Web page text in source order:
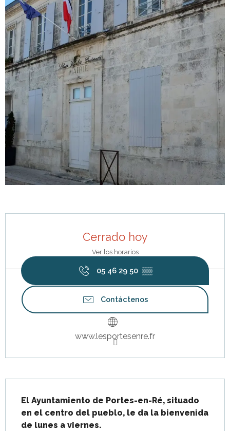
Cerrado hoy
Ver los horarios
05 46 29 50 ▒▒
Contáctenos
www.lesportesenre.fr
El Ayuntamiento de Portes-en-Ré, situado
en el centro del pueblo, le da la bienvenida
de lunes a viernes.